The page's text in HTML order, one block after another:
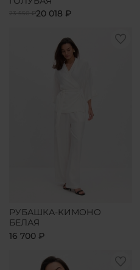
23 550 ₽20 018 ₽
РУБАШКА-КИМОНО
БЕЛАЯ
16 700 ₽